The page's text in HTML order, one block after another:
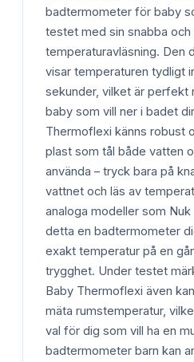
badtermometer för baby
testet med sin snabba och
temperaturavläsning. Den
visar temperaturen tydligt
sekunder, vilket är perfekt
baby som vill ner i badet
Thermoflexi känns robust
plast som tål både vatten
använda – tryck bara på
vattnet och läs av
analoga modeller som
detta en badtermometer
exakt temperatur på en
trygghet. Under testet
Baby Thermoflexi även
mäta rumstemperatur,
val för dig som vill ha en
badtermometer barn kan